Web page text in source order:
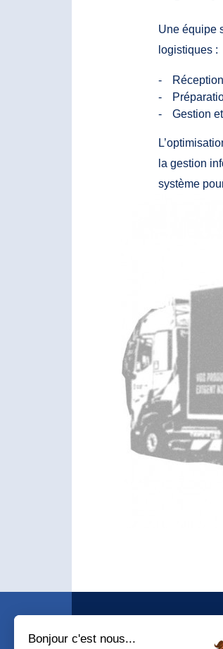
Une équipe
logistiques :
Gestion
la gestion
système
ACCUEIL
Bonjour c'est nous...